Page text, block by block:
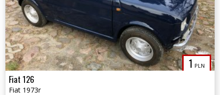
1 PLN
Fiat 126
Fiat 1973r